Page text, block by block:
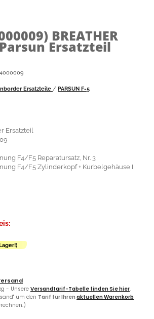
BREATHER
Parsun Ersatzteil
Ersatzteile / PARSUN F-5
Ersatzteil
F4/F5 Reparatursatz, Nr. 3
F4/F5 Zylinderkopf + Kurbelgehäuse I,
- Unsere Versandtarif-Tabelle finden Sie hier.
um den Tarif für Ihren aktuellen Warenkorb